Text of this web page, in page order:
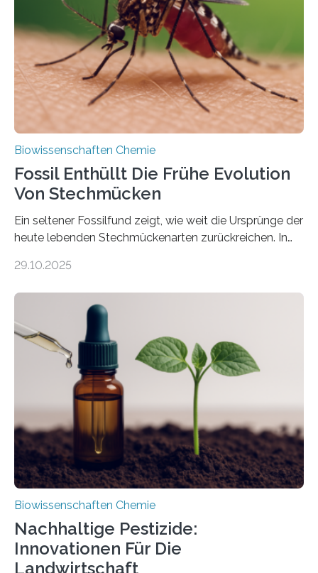
Süßwasseralge Coleochaetophyceae. Einige Arten
dieser Gruppe bilden aus Zellfäden dichte Geflechte
mit scheibenförmiger Gestalt. Was auffällig ist: Die
nächsten…
Biowissenschaften Chemie
Fossil Enthüllt Die Frühe Evolution
Von Stechmücken
Ein seltener Fossilfund zeigt, wie weit die Ursprünge der
heute lebenden Stechmückenarten zurückreichen. In
Forschende die bisher älteste bekannte Stechmücken-
Region Kachin in Myanmar und hat sich in
ausgezeichnetem Zustand erhalten. Es konnte als neue
Art einer neuen Gattung beschrieben werden und trägt
nun den Namen Cretosabethes primaevus. Dieser erste
fossile Nachweis einer Stechmückenlarve in Bernstein
stellt gleichzeitig den ersten Fossilfund einer
Mückenlarve aus dem Mesozoikum dar, denn…
29.10.2025
Biowissenschaften Chemie
Nachhaltige Pestizide:
Innovationen Für Die
Landwirtschaft